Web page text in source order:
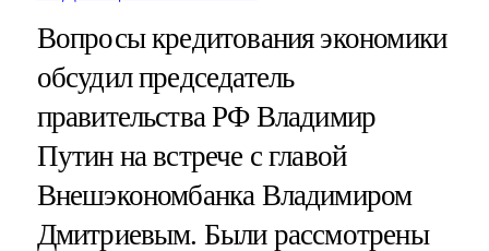
Вопросы кредитования экономики
обсудил председатель
правительства РФ Владимир
Путин на встрече с главой
Внешэкономбанка Владимиром
Дмитриевым. Были рассмотрены